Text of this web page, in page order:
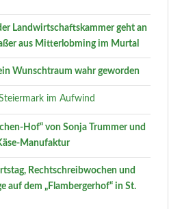
Landwirtschaftskammer geht an
aus Mitterlobming im Murtal
Wunschtraum wahr geworden
im Aufwind
Hof“ von Sonja Trummer und
Manufaktur
Rechtschreibwochen und
auf dem „Flambergerhof“ in St.